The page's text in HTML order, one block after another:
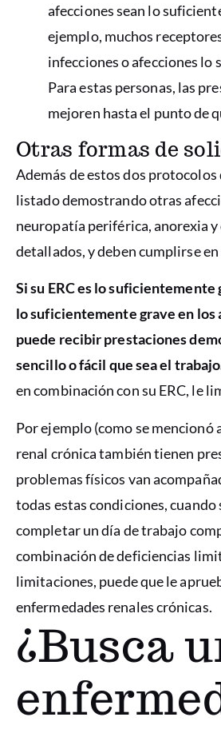
afecciones sean lo
ejemplo, muchos
infecciones o afecciones
Para estas personas, las
mejoren hasta el punto de
Otras formas de
Además de estos dos
listado demostrando otras
neuropatía periférica, anorexia
detallados, y deben cumplirse
Si su ERC es lo
lo suficientemente grave en los
puede recibir prestaciones
sencillo o fácil que sea el
en combinación con su ERC, le
Por ejemplo (como se mencionó
renal crónica también tienen
problemas físicos van
todas estas condiciones,
completar un día de trabajo
combinación de deficiencias
limitaciones, puede que le
enfermedades renales crónicas.
¿Busca